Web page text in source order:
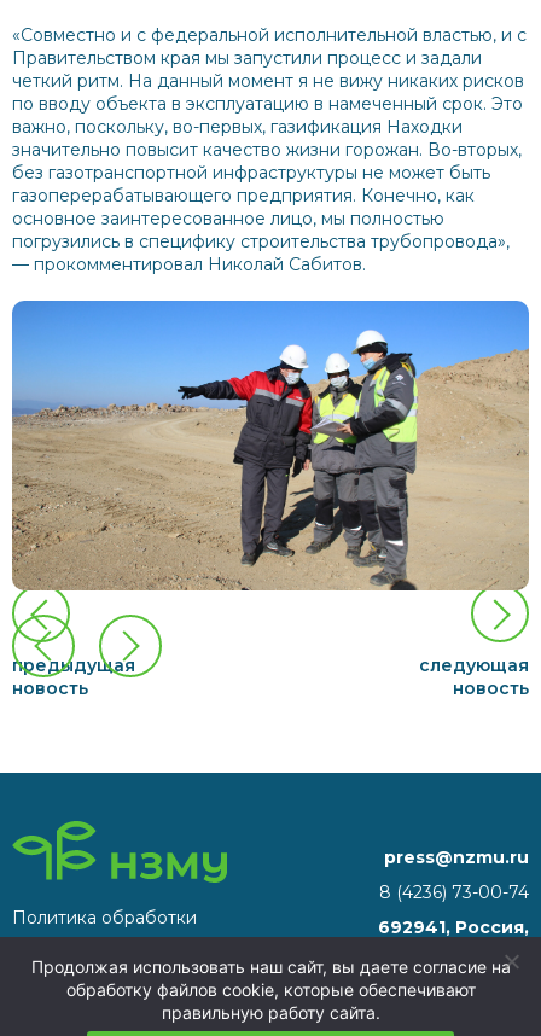
«Совместно и с федеральной исполнительной властью, и с
Правительством края мы запустили процесс и задали
четкий ритм. На данный момент я не вижу никаких рисков
по вводу объекта в эксплуатацию в намеченный срок. Это
важно, поскольку, во-первых, газификация Находки
значительно повысит качество жизни горожан. Во-вторых,
без газотранспортной инфраструктуры не может быть
газоперерабатывающего предприятия. Конечно, как
основное заинтересованное лицо, мы полностью
погрузились в специфику строительства трубопровода»,
— прокомментировал Николай Сабитов.
предыдущая
новость
следующая
новость
Политика обработки
персональных данных
8 (4236) 73-00-74
press@nzmu.ru
692941, Россия,
Приморский край, г.
Находка, территория ТОР
«Находка»
Продолжая использовать наш сайт, вы даете согласие на
обработку файлов cookie, которые обеспечивают
правильную работу сайта.